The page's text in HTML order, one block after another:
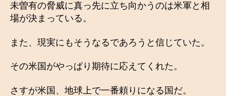
未曽有の脅威に真っ先に立ち向かうのは米軍と相
場が決まっている。
また、現実にもそうなるであろうと信じていた。
その米国がやっぱり期待に応えてくれた。
さすが米国、地球上で一番頼りになる国だ。